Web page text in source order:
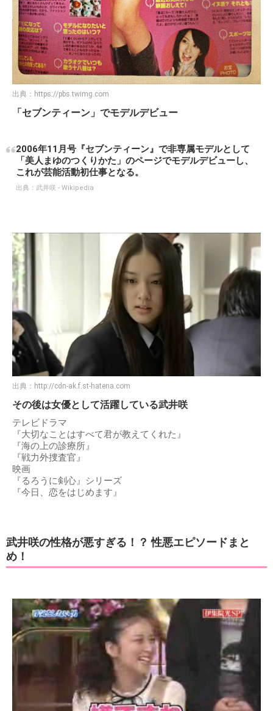
出典：
「セブンティーン」でモデルデビュー
2006年11月号『セブンティーン』で非専属モデルとして
「美人まゆのつくりかた」のページでモデルデビューし、
これが芸能活動初仕事となる。
出典： 武井咲 - Wikipedia
出典：http://cdn-ak.f.st-hatena.com
その後は女優として活躍している武井咲
『海の上の診療所』
『戦力外捜査官』
映画
『るろうに剣心』シリーズ
『今日、恋をはじめます』
武井咲の性格が悪すぎる！？ 性悪エピソードまと